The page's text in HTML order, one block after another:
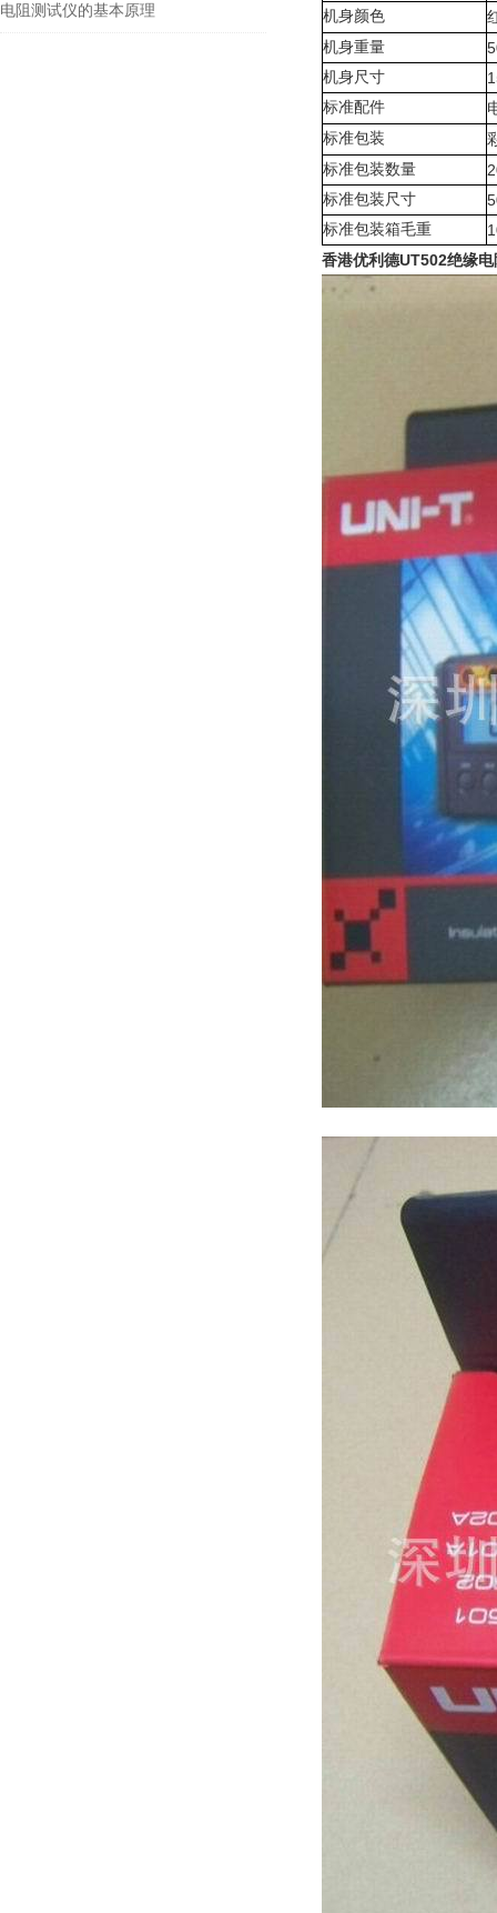
电阻测试仪的基本原理 机身颜色
机身重量
机身尺寸
标准配件
标准包装
标准包装数量
标准包装尺寸
标准包装箱毛重
香港优利德UT502绝缘